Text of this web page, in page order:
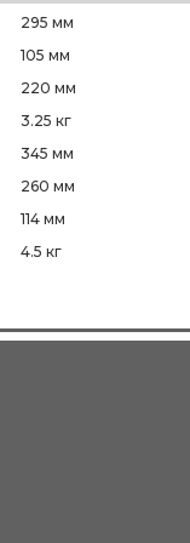
295 мм
105 мм
220 мм
3.25 кг
345 мм
260 мм
114 мм
4.5 кг